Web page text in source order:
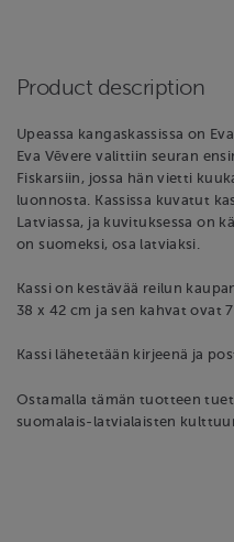
Product description
Upeassa kangaskassissa on
Eva Vēvere valittiin seuran
Fiskarsiin, jossa hän vietti
luonnosta. Kassissa kuvatut
Latviassa, ja kuvituksessa on
on suomeksi, osa latviaksi.
Kassi on kestävää reilun
38 x 42 cm ja sen kahvat ovat
Kassi lähetetään kirjeenä ja
Ostamalla tämän tuotteen
suomalais-latvialaisten